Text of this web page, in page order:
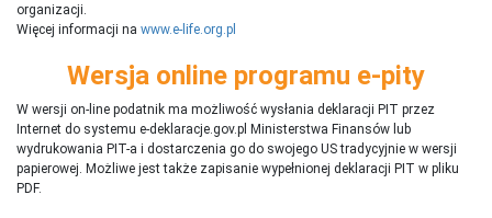
organizacji.
Więcej informacji na www.e-life.org.pl
Wersja online programu e-pity
W wersji on-line podatnik ma możliwość wysłania deklaracji PIT przez
Internet do systemu e-deklaracje.gov.pl Ministerstwa Finansów lub
wydrukowania PIT-a i dostarczenia go do swojego US tradycyjnie w wersji
papierowej. Możliwe jest także zapisanie wypełnionej deklaracji PIT w pliku
PDF.